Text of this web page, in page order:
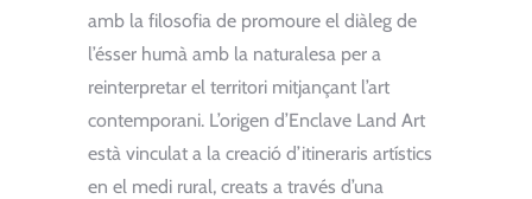
amb la filosofia de promoure el diàleg de
l’ésser humà amb la naturalesa per a
reinterpretar el territori mitjançant l’art
contemporani. L’origen d’Enclave Land Art
està vinculat a la creació d’itineraris artístics
en el medi rural, creats a través d’una